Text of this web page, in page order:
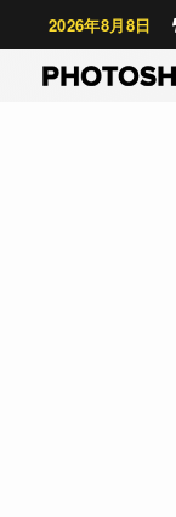
2026年8月8日